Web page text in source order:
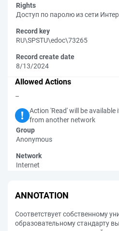
Rights
Доступ по паролю из сети
Record key
RU\SPSTU\edoc\73265
Record create date
8/13/2024
Allowed Actions
–
Action 'Read' will be available
from another network
Group
Anonymous
Network
Internet
ANNOTATION
Соответствует собственному
образовательному стандарту